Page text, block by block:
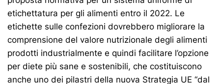
etichettatura per gli alimenti entro il 2022. Le
etichette sulle confezioni dovrebbero migliorare la
comprensione del valore nutrizionale degli alimenti
prodotti industrialmente e quindi facilitare l’opzione
per diete più sane e sostenibili, che costituiscono
anche uno dei pilastri della nuova Strategia UE “dal